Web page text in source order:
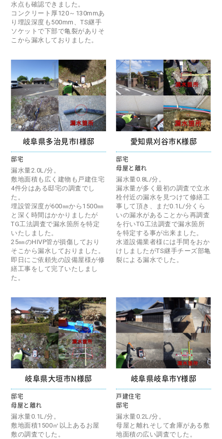
水点も確認できました。
コンクリート厚120～130mmあ
り埋設深度も500mm、TS継手
ソケットで下部で亀裂がありそ
こから漏水しておりました。
岐阜県多治見市I様邸
邸宅
漏水量2.0L/分。
敷地面積も広く建物も戸建住宅
4件分はある邸宅の調査でし
た。
埋設管深度が600㎜から1500㎜
と深く時間はかかりましたが
TG工法調査で漏水箇所を特定
いたしました。
25㎜のHIVP管が損傷しており
そこから漏水しておりました。
即日にご依頼先の設備屋様が修
繕工事をして完了いたしまし
た。
愛知県刈谷市K様邸
邸宅
母屋と離れ
漏水量0.8L/分。
漏水量が多く最初の調査で立水
栓付近の漏水を見つけて修繕工
事して頂き、まだ0.1L/分くら
いの漏水があることから再調査
を行いTG工法調査で漏水箇所
を特定する事が出来ました。
水道設備業者様には手間をおか
けしましたがTS継手チーズ部亀
裂による漏水でした。
岐阜県大垣市N様邸
邸宅
母屋と離れ
漏水量0.1L/分。
敷地面積1500㎡以上あるお屋
敷の調査でした。
岐阜県岐阜市Y様邸
戸建住宅
邸宅
漏水量0.2L/分。
母屋と離れそして倉庫がある敷
地面積の広い調査でした。